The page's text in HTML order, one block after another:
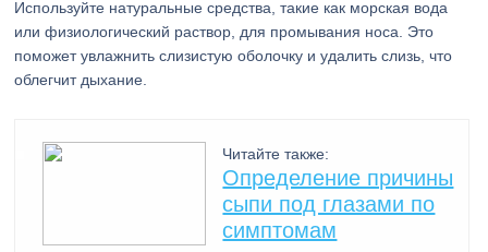
Используйте натуральные средства, такие как морская вода
или физиологический раствор, для промывания носа. Это
поможет увлажнить слизистую оболочку и удалить слизь, что
облегчит дыхание.
Читайте также:
Определение причины
сыпи под глазами по
симптомам